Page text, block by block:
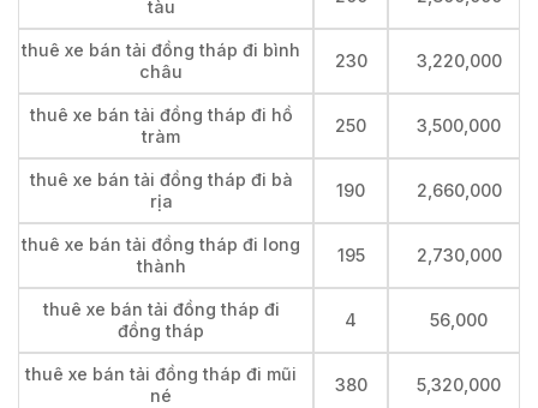
tàu
thuê xe bán tải đồng tháp đi bình
châu
230 3,220,000
thuê xe bán tải đồng tháp đi hồ
tràm
250 3,500,000
thuê xe bán tải đồng tháp đi bà
rịa
190 2,660,000
thuê xe bán tải đồng tháp đi long
thành
195 2,730,000
thuê xe bán tải đồng tháp đi
đồng tháp
4 56,000
thuê xe bán tải đồng tháp đi mũi
né
380 5,320,000